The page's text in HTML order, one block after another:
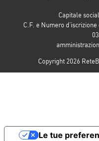
Capitale
C.F. e Numero
Copyright 2026
Le tue